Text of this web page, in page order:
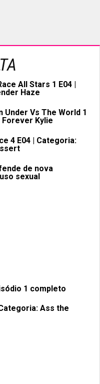
All Stars 1 E04 |
Haze
Under Vs The World 1
Forever Kylie
4 E04 | Categoria:
de nova
sexual
1 completo
Ass the